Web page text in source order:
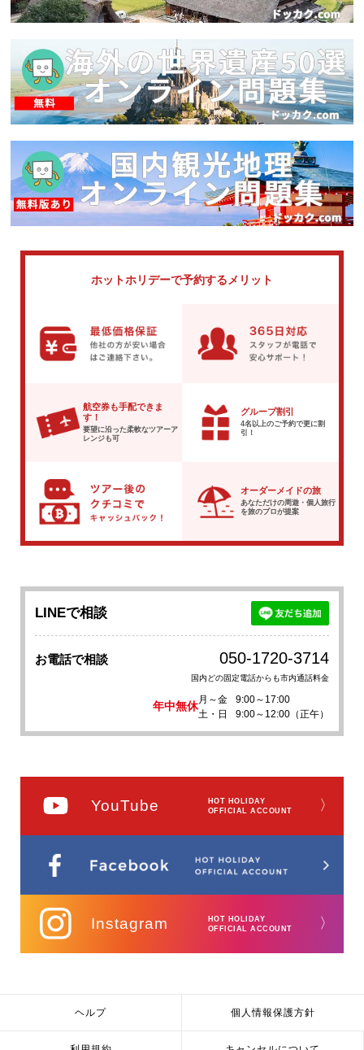
ホットホリデーで予約するメリット
航空券も手配できま
す！
要望に沿った柔軟なツアーア
レンジも可
グループ割引
4名以上のご予約で更に割
引！
オーダーメイドの旅
あなただけの周遊・個人旅行
を旅のプロが提案
LINEで相談
お電話で相談 050-1720-3714
国内どの固定電話からも市内通話料金
年中無休
月～金
9:00～17:00
土・日
9:00～12:00（正午）
YouTube
HOT HOLIDAY
OFFICIAL ACCOUNT
〉
Instagram
HOT HOLIDAY
OFFICIAL ACCOUNT
〉
ヘルプ 個人情報保護方針